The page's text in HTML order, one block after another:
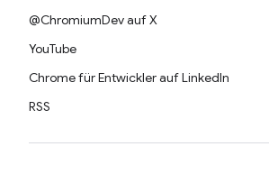
@ChromiumDev auf X
YouTube
Chrome für Entwickler auf LinkedIn
RSS